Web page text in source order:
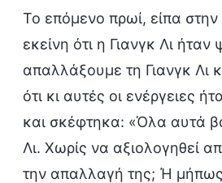
Το επόμενο πρωί, είπα
εκείνη ότι η Γιανγκ Λι
απαλλάξουμε τη Γιανγκ Λι
ότι κι αυτές οι ενέργειες
και σκέφτηκα: «Όλα αυτά
Λι. Χωρίς να αξιολογηθεί
την απαλλαγή της; Ή μήπως